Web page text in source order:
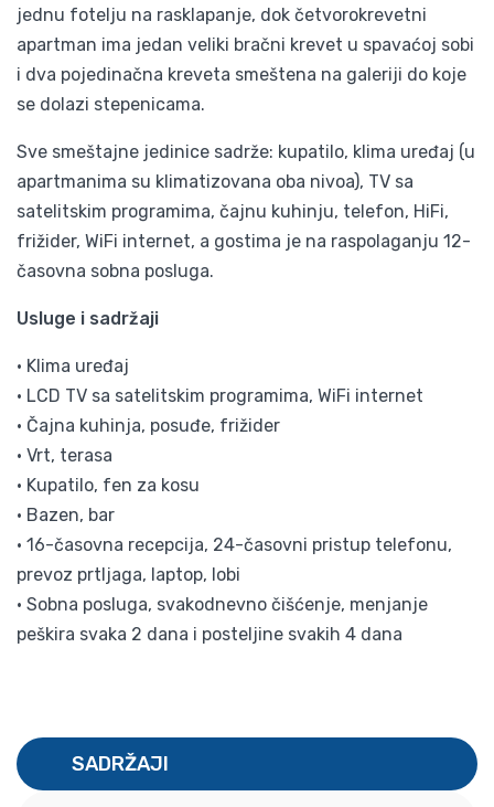
jednu fotelju na rasklapanje, dok četvorokrevetni
apartman ima jedan veliki bračni krevet u spavaćoj sobi
i dva pojedinačna kreveta smeštena na galeriji do koje
se dolazi stepenicama.
Sve smeštajne jedinice sadrže: kupatilo, klima uređaj (u
apartmanima su klimatizovana oba nivoa), TV sa
satelitskim programima, čajnu kuhinju, telefon, HiFi,
frižider, WiFi internet, a gostima je na raspolaganju 12-
časovna sobna posluga.
Usluge i sadržaji
• Klima uređaj
• LCD TV sa satelitskim programima, WiFi internet
• Čajna kuhinja, posuđe, frižider
• Vrt, terasa
• Kupatilo, fen za kosu
• Bazen, bar
• 16-časovna recepcija, 24-časovni pristup telefonu,
prevoz prtljaga, laptop, lobi
• Sobna posluga, svakodnevno čišćenje, menjanje
peškira svaka 2 dana i posteljine svakih 4 dana
SADRŽAJI